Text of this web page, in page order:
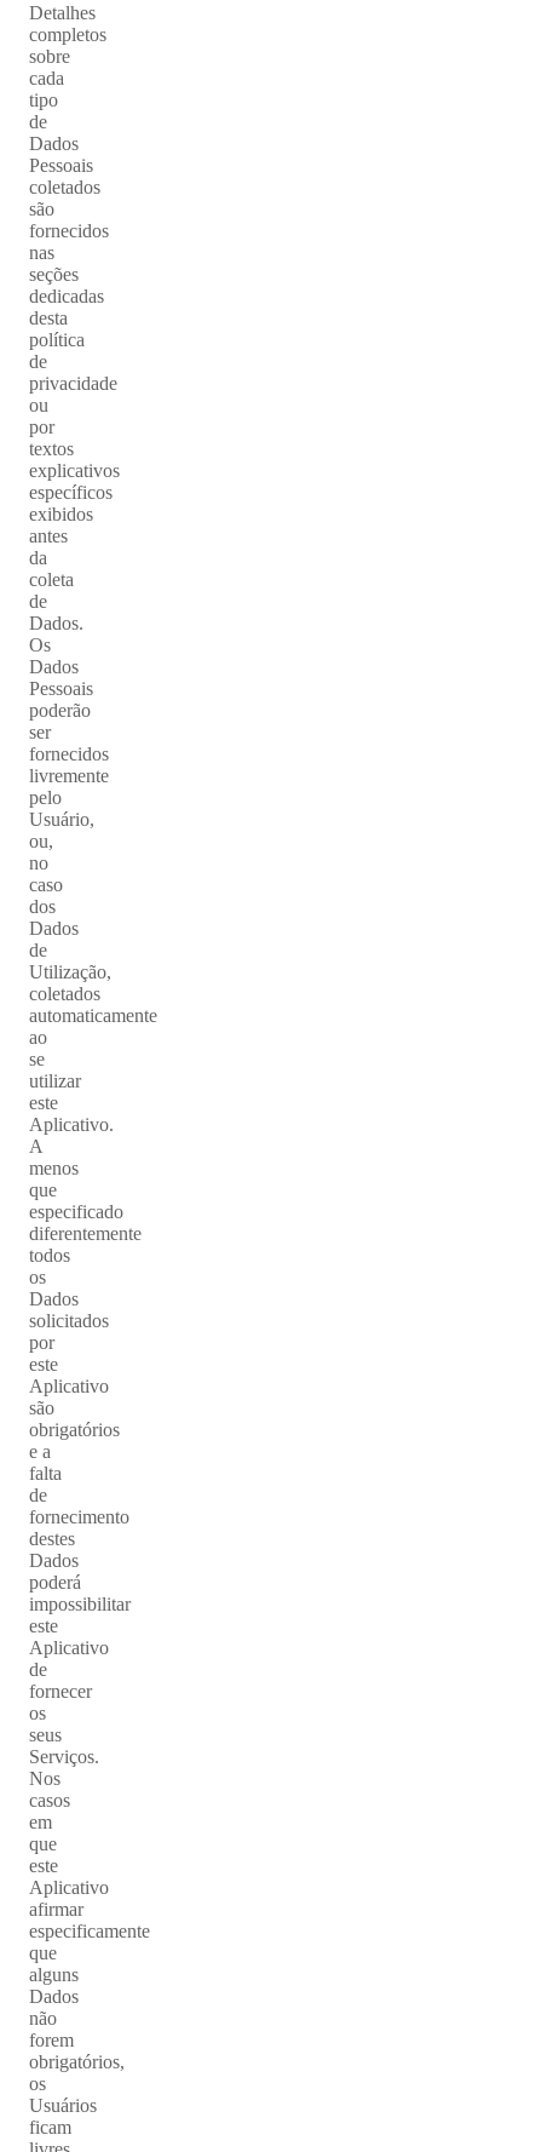
Detalhes
completos
sobre
cada
tipo
de
Dados
Pessoais
coletados
são
fornecidos
nas
seções
dedicadas
desta
política
de
privacidade
ou
por
textos
explicativos
específicos
exibidos
antes
da
coleta
de
Dados.
Os
Dados
Pessoais
poderão
ser
fornecidos
livremente
pelo
Usuário,
ou,
no
caso
dos
Dados
de
Utilização,
coletados
automaticamente
ao
se
utilizar
este
Aplicativo.
A
menos
que
especificado
diferentemente
todos
os
Dados
solicitados
por
este
Aplicativo
são
obrigatórios
e a
falta
de
fornecimento
destes
Dados
poderá
impossibilitar
este
Aplicativo
de
fornecer
os
seus
Serviços.
Nos
casos
em
que
este
Aplicativo
afirmar
especificamente
que
alguns
Dados
não
forem
obrigatórios,
os
Usuários
ficam